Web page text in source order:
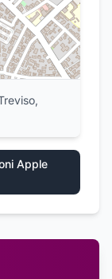
Apple